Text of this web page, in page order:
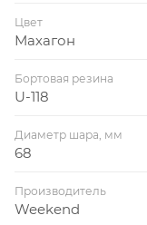
Цвет
Махагон
Бортовая резина
U-118
Диаметр шара, мм
68
Производитель
Weekend